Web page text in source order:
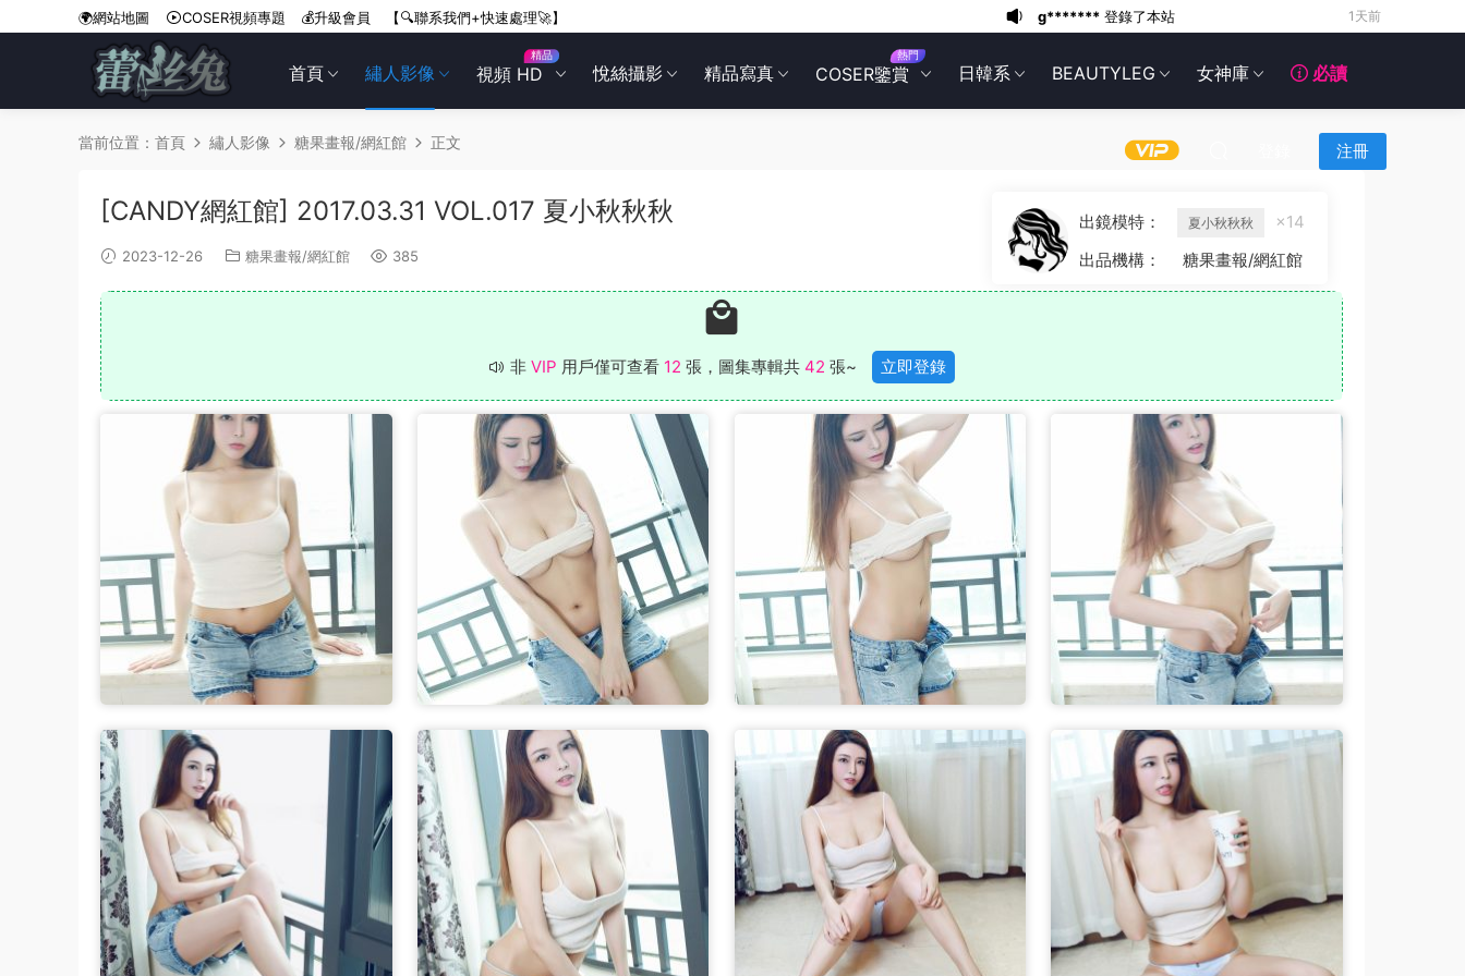
首頁 繡人影像 視頻 HD
精品
悅絲攝影 精品寫真 COSER鑒賞
熱門
日韓系 BEAUTYLEG 女神庫 必讀
注冊
🌍網站地圖 COSER視頻專題 💰升級會員 【🔍聯系我們+快速處理🚀】 g******* 登錄了本站 1天前
6*******
6******* 1天前
1天前
6*******
6*******
g*******
當前位置： 首頁 繡人影像 糖果畫報/網紅館 正文
[CANDY網紅館] 2017.03.31 VOL.017 夏小秋秋秋
2023-12-26 糖果畫報/網紅館 385
出鏡模特： 夏小秋秋秋
×14
出品機構：
糖果畫報/網紅館
非 VIP 用戶僅可查看 12 張，圖集專輯共 42 張~ 立即登錄